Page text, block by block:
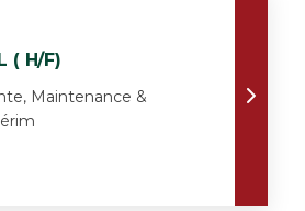
( H/F)
Maintenance &